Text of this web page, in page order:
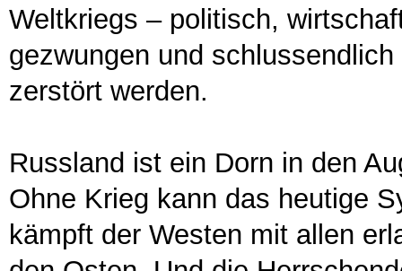
Weltkriegs – politisch,
gezwungen und
zerstört werden.
Russland ist ein Dorn in den
Ohne Krieg kann das heutige
kämpft der Westen mit allen